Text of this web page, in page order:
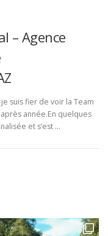
– Agence
suis fier de voir la Team
année.En quelques
et s’est …